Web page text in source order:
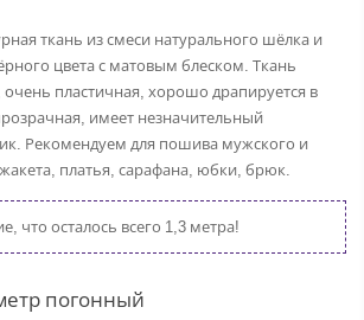
ткань из смеси натурального шёлка и
цвета с матовым блеском. Ткань
пластичная, хорошо драпируется в
имеет незначительный
Рекомендуем для пошива мужского и
платья, сарафана, юбки, брюк.
что осталось всего 1,3 метра!
погонный